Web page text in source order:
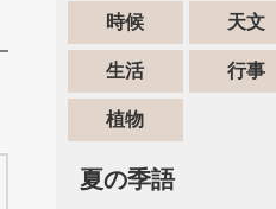
時候 天文
生活 行事
植物
夏の季語